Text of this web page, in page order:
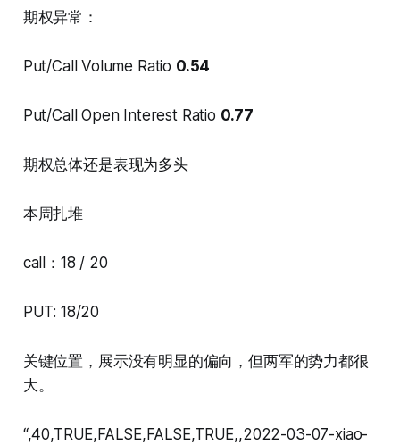
期权异常：
Put/Call Volume Ratio 0.54
Put/Call Open Interest Ratio 0.77
期权总体还是表现为多头
本周扎堆
call：18 / 20
PUT: 18/20
关键位置，展示没有明显的偏向，但两军的势力都很
大。
“,40,TRUE,FALSE,FALSE,TRUE,,2022-03-07-xiao-